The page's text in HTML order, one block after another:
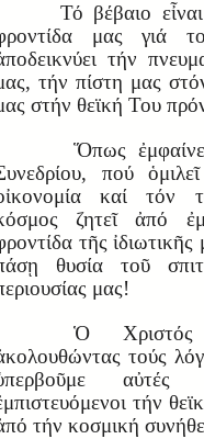
Τό βέβαιο
μας γιά
τήν
τήν πίστη μας
στήν θεϊκή Του
Ὅπως
πού
καί τόν
ζητεῖ ἀπό
τῆς
θυσία τοῦ
μας!
Ὁ Χριστός
τούς
αὐτές
τήν
τήν κοσμική